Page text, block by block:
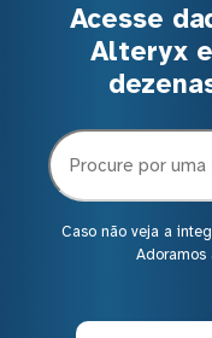
Acesse
Alteryx
Caso não veja a
Adoramos